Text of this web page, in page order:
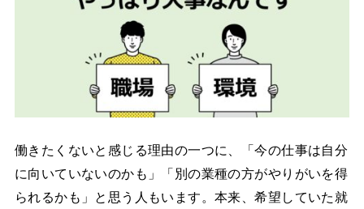
働きたくないと感じる理由の一つに、「今の仕事は自分
に向いていないのかも」「別の業種の方がやりがいを得
られるかも」と思う人もいます。本来、希望していた就